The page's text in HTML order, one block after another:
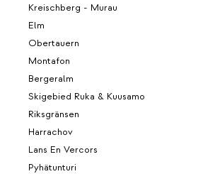
Kreischberg - Murau
Elm
Obertauern
Montafon
Bergeralm
Skigebied Ruka & Kuusamo
Riksgränsen
Harrachov
Lans En Vercors
Pyhätunturi